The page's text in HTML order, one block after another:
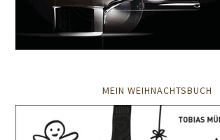
MEIN WEIHNACHTSBUCH